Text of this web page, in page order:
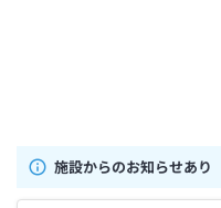
施設からのお知らせあり